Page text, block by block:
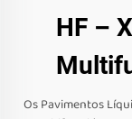
HF –
Os Pavimentos